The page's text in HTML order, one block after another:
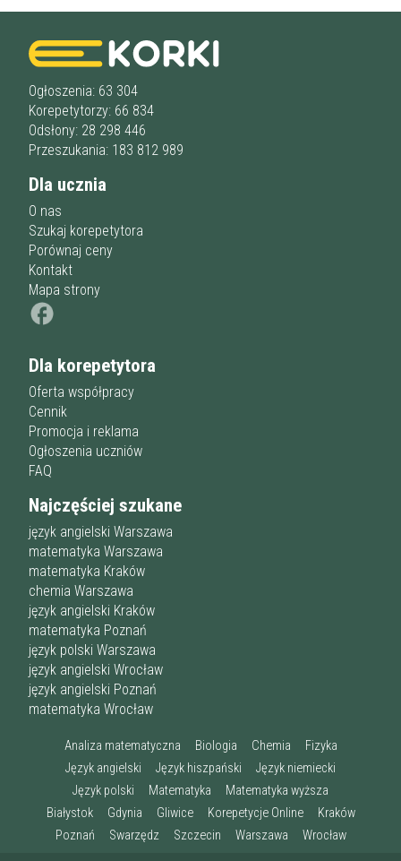
Szkoła podstawowa
Gimnazjum
Liceum
Przygotowania do matury
Przygotowania do studiów
Studia
Dorośli
u ucznia
u korepetytora
online
korepetytora
Doświadczenie
Minimum
Staż korepetytora
Wiek korepetytora
Płeć korepetytora
Ogłoszenia: 63 304
Korepetytorzy: 66 834
Odsłony: 28 298 446
Przeszukania: 183 812 989
Dla ucznia
O nas
Szukaj korepetytora
Porównaj ceny
Kontakt
Mapa strony
Dla korepetytora
Oferta współpracy
Cennik
Promocja i reklama
Ogłoszenia uczniów
FAQ
Najczęściej szukane
język angielski Warszawa
matematyka Warszawa
matematyka Kraków
chemia Warszawa
język angielski Kraków
matematyka Poznań
język polski Warszawa
język angielski Wrocław
język angielski Poznań
matematyka Wrocław
Analiza matematyczna Biologia Chemia
Fizyka
Język angielski
Język hiszpański
Język niemiecki
Język polski
Matematyka
Matematyka wyższa
Białystok
Gdynia Gliwice Korepetycje Online
Kraków
Poznań
Swarzędz Szczecin Warszawa Wrocław